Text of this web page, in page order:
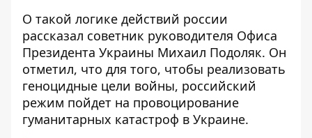
О такой логике действий россии
рассказал советник руководителя Офиса
Президента Украины Михаил Подоляк. Он
отметил, что для того, чтобы реализовать
геноцидные цели войны, российский
режим пойдет на провоцирование
гуманитарных катастроф в Украине.